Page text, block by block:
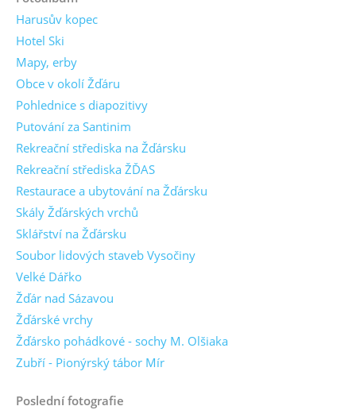
Harusův kopec
Hotel Ski
Mapy, erby
Obce v okolí Žďáru
Pohlednice s diapozitivy
Putování za Santinim
Rekreační střediska na Žďársku
Rekreační střediska ŽĎAS
Restaurace a ubytování na Žďársku
Skály Žďárských vrchů
Sklářství na Žďársku
Soubor lidových staveb Vysočiny
Velké Dářko
Žďár nad Sázavou
Žďárské vrchy
Žďársko pohádkové - sochy M. Olšiaka
Zubří - Pionýrský tábor Mír
Poslední fotografie